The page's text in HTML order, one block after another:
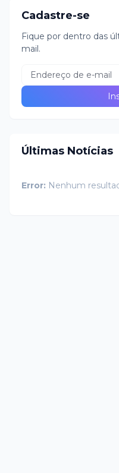
Cadastre-se
Fique por dentro das
mail.
Últimas Notícias
Error: Nenhum